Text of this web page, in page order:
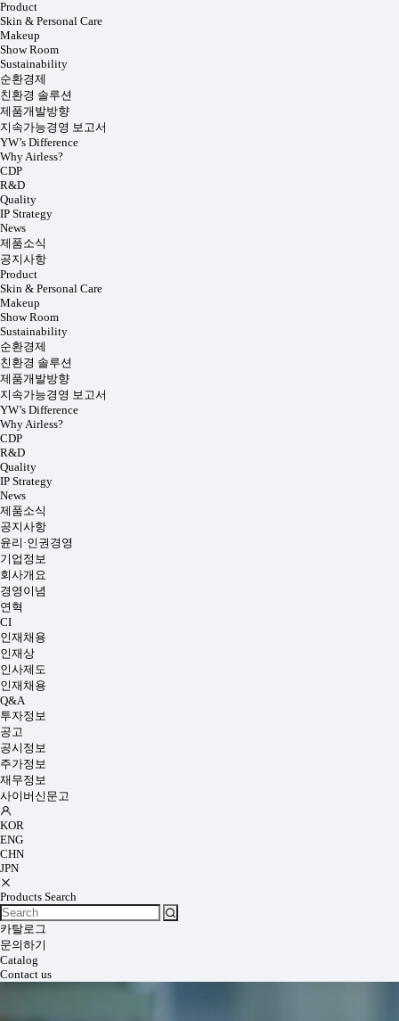
Product
Skin & Personal Care
Makeup
Show Room
Sustainability
순환경제
친환경 솔루션
제품개발방향
지속가능경영 보고서
YW’s Difference
Why Airless?
CDP
R&D
Quality
IP Strategy
News
제품소식
공지사항
Product
Skin & Personal Care
Makeup
Show Room
Sustainability
순환경제
친환경 솔루션
제품개발방향
지속가능경영 보고서
YW’s Difference
Why Airless?
CDP
R&D
Quality
IP Strategy
News
제품소식
공지사항
윤리·인권경영
기업정보
회사개요
경영이념
연혁
CI
인재채용
인재상
인사제도
인재채용
Q&A
투자정보
공고
공시정보
주가정보
재무정보
사이버신문고
KOR
ENG
CHN
JPN
Products Search
카탈로그
문의하기
Catalog
Contact us